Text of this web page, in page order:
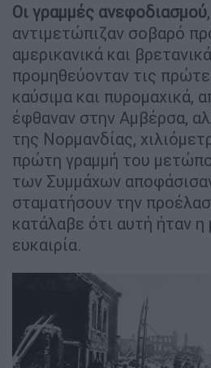
Οι γραμμές ανεφοδιασμού
αντιμετώπιζαν σοβαρό
αμερικανικά και
προμηθεύονταν τις
καύσιμα και πυρομαχικά,
έφθαναν στην Αμβέρσα,
της Νορμανδίας,
πρώτη γραμμή του
των Συμμάχων
σταματήσουν την
κατάλαβε ότι αυτή ήταν η
ευκαιρία.